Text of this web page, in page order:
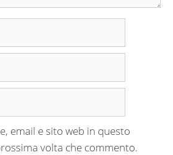
email e sito web in questo
volta che commento.